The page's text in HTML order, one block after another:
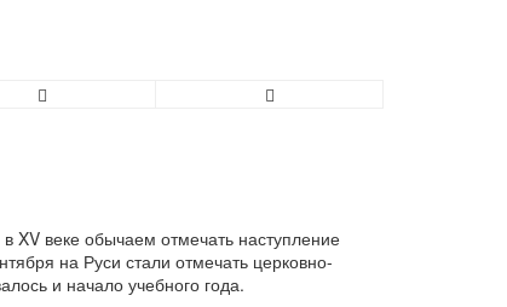
XV веке обычаем отмечать наступление
на Руси стали отмечать церковно-
и начало учебного года.